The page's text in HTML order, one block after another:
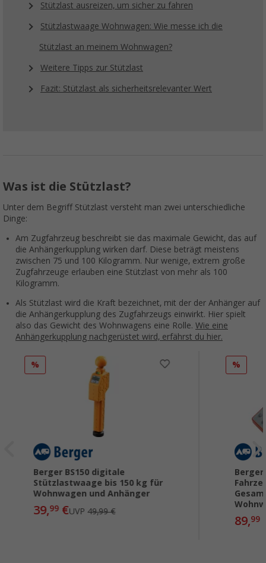
Stützlast ausreizen, um sicher zu fahren
Stützlastwaage Wohnwagen: Wie messe ich die
Stützlast an meinem Wohnwagen?
Weitere Tipps zur Stützlast
Fazit: Stützlast als sicherheitsrelevanter Wert
Was ist die Stützlast?
Unter dem Begriff Stützlast versteht man zwei unterschiedliche
Dinge:
Am Zugfahrzeug beschreibt sie das maximale Gewicht, das auf
die Anhängerkupplung wirken darf. Diese beträgt meistens
zwischen 75 und 100 Kilogramm. Nur wenige, extrem große
Zugfahrzeuge erlauben eine Stützlast von mehr als 100
Kilogramm.
Als Stützlast wird die Kraft bezeichnet, mit der der Anhänger auf
die Anhängerkupplung des Zugfahrzeugs einwirkt. Hier spielt
also das Gewicht des Wohnwagens eine Rolle. Wie eine
Anhängerkupplung nachgerüstet wird, erfährst du hier.
%
Berger BS150 digitale
Stützlastwaage bis 150 kg für
Wohnwagen und Anhänger
39,99 €UVP49,99 €
%
Berger
89,99